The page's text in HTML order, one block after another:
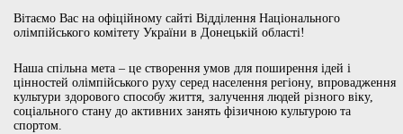
Вітаємо Вас на офіційному сайті Відділення Національного
олімпійського комітету України в Донецькій області!
Наша спільна мета – це створення умов для поширення ідей і
цінностей олімпійського руху серед населення регіону, впровадження
культури здорового способу життя, залучення людей різного віку,
соціального стану до активних занять фізичною культурою та
спортом.